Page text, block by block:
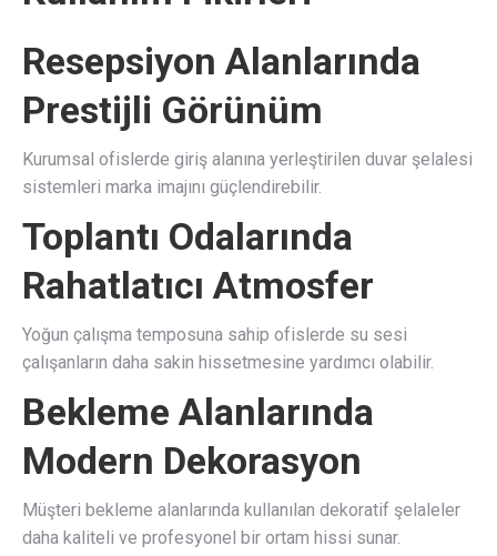
Resepsiyon Alanlarında
Prestijli Görünüm
Kurumsal ofislerde giriş alanına yerleştirilen duvar şelalesi
sistemleri marka imajını güçlendirebilir.
Toplantı Odalarında
Rahatlatıcı Atmosfer
Yoğun çalışma temposuna sahip ofislerde su sesi
çalışanların daha sakin hissetmesine yardımcı olabilir.
Bekleme Alanlarında
Modern Dekorasyon
Müşteri bekleme alanlarında kullanılan dekoratif şelaleler
daha kaliteli ve profesyonel bir ortam hissi sunar.